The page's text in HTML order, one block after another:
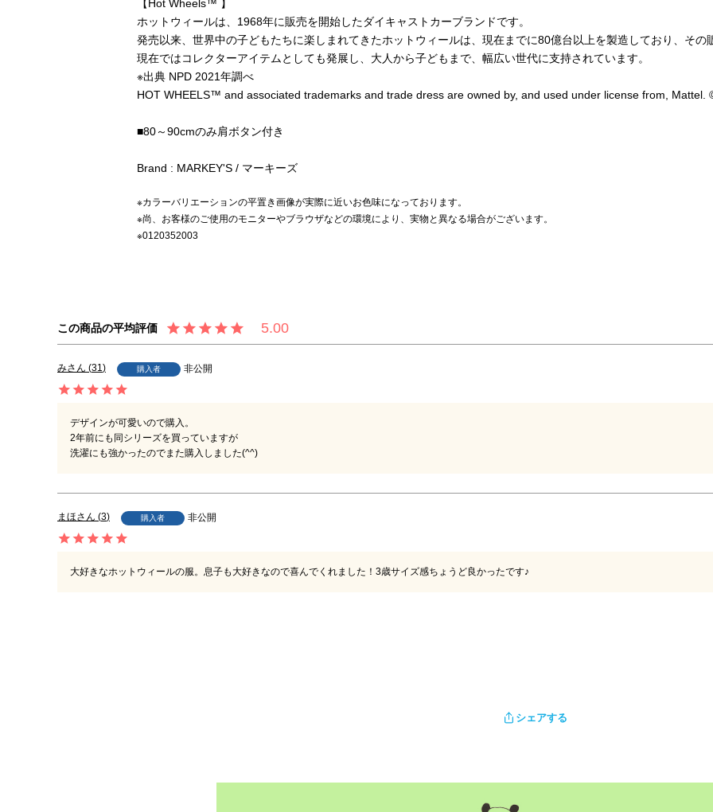
【Hot Wheels™ 】
ホットウィールは、1968年に販売を開始したダイキャストカーブランドです。
発売以来、世界中の子どもたちに楽しまれてきたホットウィールは、現在までに80億台以上を製造しており、そ
現在ではコレクターアイテムとしても発展し、大人から子どもまで、幅広い世代に支持されています。
※出典 NPD 2021年調べ
HOT WHEELS™ and associated trademarks and trade dress are owned by, and used under license from, Mattel.
■80～90cmのみ肩ボタン付き
Brand : MARKEY'S / マーキーズ
※カラーバリエーションの平置き画像が実際に近いお色味になっております。
※尚、お客様のご使用のモニターやブラウザなどの環境により、実物と異なる場合がございます。
※0120352003
5.00
み 31 購入者 非公開
デザインが可愛いので購入。
2年前にも同シリーズを買っていますが
洗濯にも強かったのでまた購入しました(^^)
まほ 3 購入者 非公開
大好きなホットウィールの服。息子も大好きなので喜んでくれました！3歳サイズ感ちょうど良かったです♪
シェアする